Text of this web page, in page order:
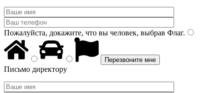
Пожалуйста, докажите, что вы человек, выбрав Флаг.
Письмо директору